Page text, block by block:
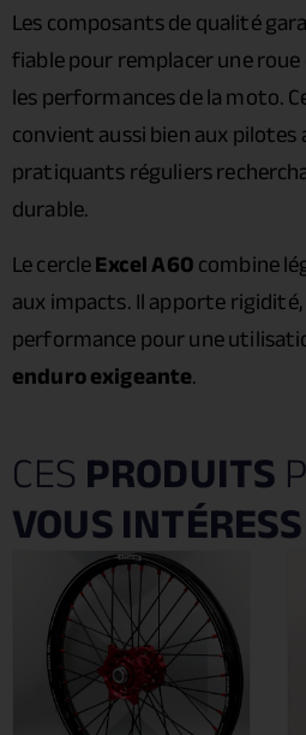
Les composants de qualité
fiable pour remplacer une
les performances de la moto.
convient aussi bien aux pilotes
pratiquants réguliers
durable.
Le cercleExcel A60combine
aux impacts. Il apporte
performance pour une
enduro exigeante.
CESPRODUITS
VOUS